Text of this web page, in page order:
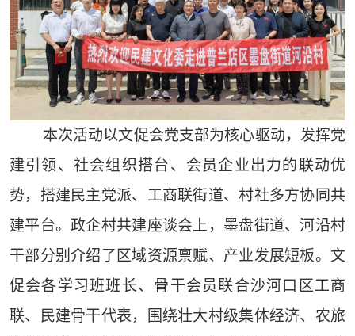
本次活动以文促会党支部为核心驱动，发挥党
建引领、社会组织搭台、会员企业出力的联动优
势，搭建民主党派、工商联街道、村社多方协同共
建平台。政企村共建座谈会上，墨盘街道、河沿村
干部分别介绍了区域资源禀赋、产业发展短板。文
促会各学习班班长、骨干会员联合沙河口区工商
联、民建骨干代表，围绕壮大村级集体经济、农旅